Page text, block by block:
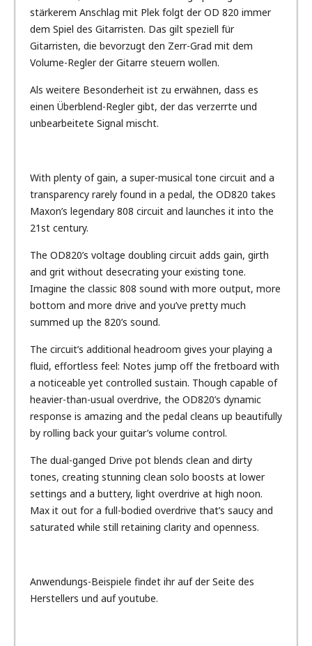
stärkerem Anschlag mit Plek folgt der OD 820 immer
dem Spiel des Gitarristen. Das gilt speziell für
Gitarristen, die bevorzugt den Zerr-Grad mit dem
Volume-Regler der Gitarre steuern wollen.
Als weitere Besonderheit ist zu erwähnen, dass es
einen Überblend-Regler gibt, der das verzerrte und
unbearbeitete Signal mischt.
With plenty of gain, a super-musical tone circuit and a
transparency rarely found in a pedal, the OD820 takes
Maxon’s legendary 808 circuit and launches it into the
21st century.
The OD820’s voltage doubling circuit adds gain, girth
and grit without desecrating your existing tone.
Imagine the classic 808 sound with more output, more
bottom and more drive and you’ve pretty much
summed up the 820’s sound.
The circuit’s additional headroom gives your playing a
fluid, effortless feel: Notes jump off the fretboard with
a noticeable yet controlled sustain. Though capable of
heavier-than-usual overdrive, the OD820’s dynamic
response is amazing and the pedal cleans up beautifully
by rolling back your guitar’s volume control.
The dual-ganged Drive pot blends clean and dirty
tones, creating stunning clean solo boosts at lower
settings and a buttery, light overdrive at high noon.
Max it out for a full-bodied overdrive that’s saucy and
saturated while still retaining clarity and openness.
Anwendungs-Beispiele findet ihr auf der Seite des
Herstellers und auf youtube.